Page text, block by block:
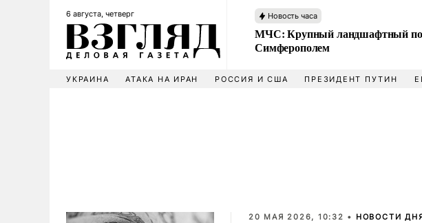
6 августа, четверг Новость часа
МЧС: Крупный ландшафтный
Симферополем
УКРАИНА АТАКА НА ИРАН РОССИЯ И США ПРЕЗИДЕНТ ПУТИН
20 МАЯ 2026, 10:32 • НОВОСТИ